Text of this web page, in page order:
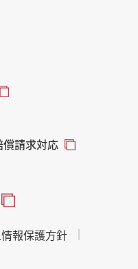
償請求対応
報保護方針